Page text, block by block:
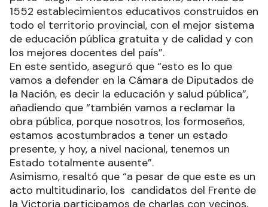
1552 establecimientos educativos construidos en
todo el territorio provincial, con el mejor sistema
de educación pública gratuita y de calidad y con
los mejores docentes del país”.
En este sentido, aseguró que “esto es lo que
vamos a defender en la Cámara de Diputados de
la Nación, es decir la educación y salud pública”,
añadiendo que “también vamos a reclamar la
obra pública, porque nosotros, los formoseños,
estamos acostumbrados a tener un estado
presente, y hoy, a nivel nacional, tenemos un
Estado totalmente ausente”.
Asimismo, resaltó que “a pesar de que este es un
acto multitudinario, los candidatos del Frente de
la Victoria participamos de charlas con vecinos,